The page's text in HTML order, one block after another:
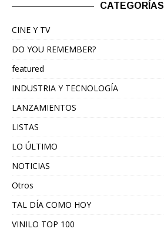
CATEGORÍAS
CINE Y TV
DO YOU REMEMBER?
featured
INDUSTRIA Y TECNOLOGÍA
LANZAMIENTOS
LISTAS
LO ÚLTIMO
NOTICIAS
Otros
TAL DÍA COMO HOY
VINILO TOP 100